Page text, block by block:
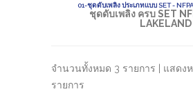
01-ชุดดับเพลิง ประเภทแบบ SET - NFPA
ชุดดับเพลิง ครบ SET
LAKELAND
จำนวนทั้งหมด 3 รายการ | แสดง
รายการ